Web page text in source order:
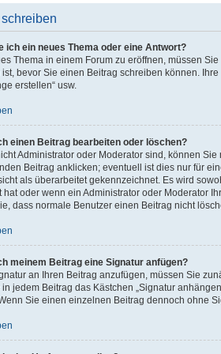
ich ein neues Thema oder eine Antwort?
Thema in einem Forum zu eröffnen, müssen
bevor Sie einen Beitrag schreiben können.
erstellen“ usw.
einen Beitrag bearbeiten oder löschen?
Administrator oder Moderator sind, können
Beitrag anklicken; eventuell ist dies nur für
als überarbeitet gekennzeichnet. Es wird
hat oder wenn ein Administrator oder Moderator
dass normale Benutzer einen Beitrag nicht
meinem Beitrag eine Signatur anfügen?
an Ihren Beitrag anzufügen, müssen Sie
jedem Beitrag das Kästchen „Signatur
Sie einen einzelnen Beitrag dennoch ohne